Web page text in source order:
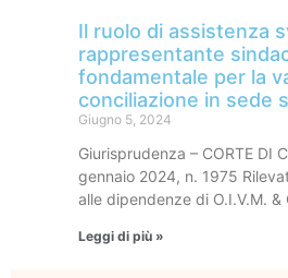
Il ruolo di assistenza
rappresentante
fondamentale per la
conciliazione in sede
Giugno 5, 2024
Giurisprudenza – CORTE DI
gennaio 2024, n. 1975
alle dipendenze di O.I.V.M. &
Leggi di più »